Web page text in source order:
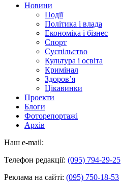
Новини
Події
Політика і влада
Економіка і бізнес
Спорт
Суспільство
Культура і освіта
Кримінал
Здоров’я
Цікавинки
Проекти
Блоги
Фоторепортажі
Архів
Наш e-mail:
Телефон редакції: (095) 794-29-25
Реклама на сайті: (095) 750-18-53